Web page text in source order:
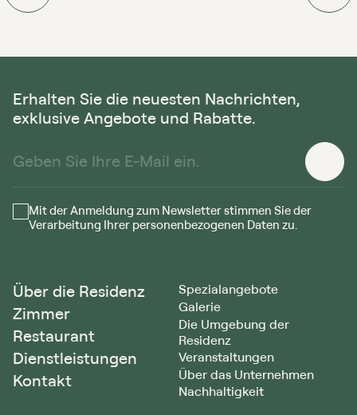
Über die Residenz
Zimmer
Restaurant
Dienstleistungen
Kontakt
Spezialangebote
Galerie
Die Umgebung der
Residenz
Veranstaltungen
Über das Unternehmen
Nachhaltigkeit
Erhalten Sie die neuesten Nachrichten,
exklusive Angebote und Rabatte.
Mit der Anmeldung zum Newsletter stimmen Sie der
Verarbeitung Ihrer personenbezogenen Daten zu.